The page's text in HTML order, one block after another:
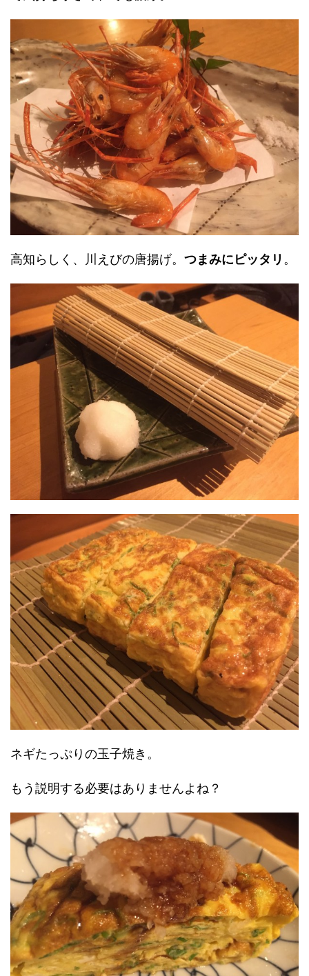
高知らしく、川えびの唐揚げ。 つまみにピッタリ 。
ネギたっぷりの玉子焼き。
もう説明する必要はありませんよね？